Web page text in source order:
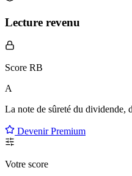
Lecture revenu
Score RB
A
La note de sûreté du dividende,
Devenir Premium
Votre score